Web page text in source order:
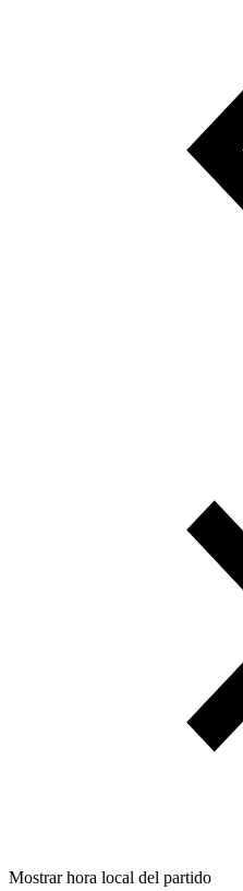
Mostrar hora local del partido